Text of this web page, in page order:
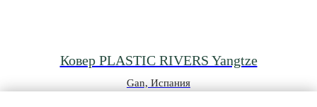
Ковер PLASTIC RIVERS Yangtze
Gan, Испания